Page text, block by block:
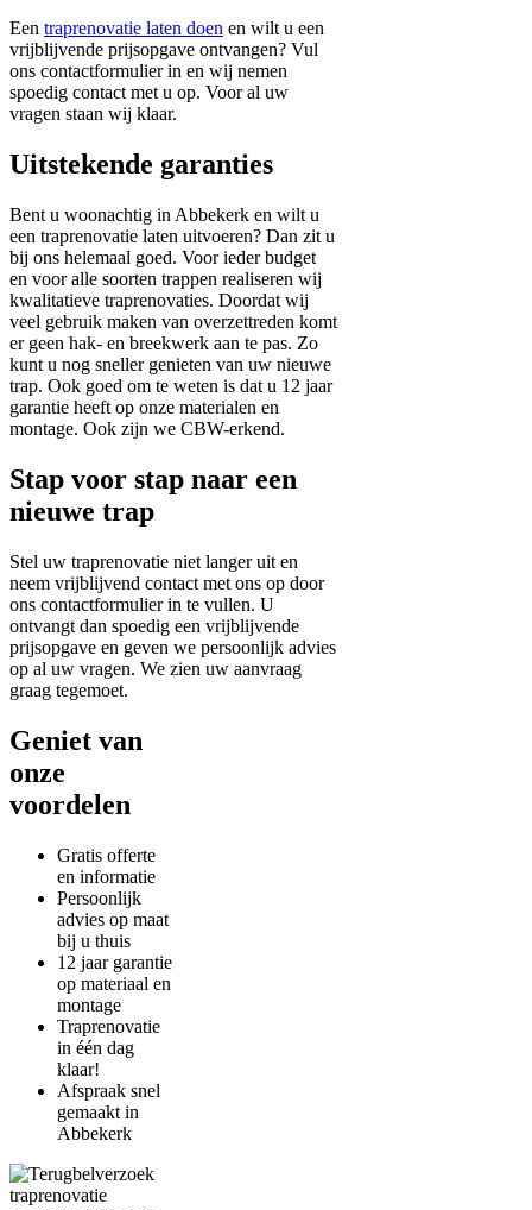
Een traprenovatie laten doen en wilt u een
vrijblijvende prijsopgave ontvangen? Vul
ons contactformulier in en wij nemen
spoedig contact met u op. Voor al uw
vragen staan wij klaar.
Uitstekende garanties
Bent u woonachtig in Abbekerk en wilt u
een traprenovatie laten uitvoeren? Dan zit u
bij ons helemaal goed. Voor ieder budget
en voor alle soorten trappen realiseren wij
kwalitatieve traprenovaties. Doordat wij
veel gebruik maken van overzettreden komt
er geen hak- en breekwerk aan te pas. Zo
kunt u nog sneller genieten van uw nieuwe
trap. Ook goed om te weten is dat u 12 jaar
garantie heeft op onze materialen en
montage. Ook zijn we CBW-erkend.
Stap voor stap naar een
nieuwe trap
Stel uw traprenovatie niet langer uit en
neem vrijblijvend contact met ons op door
ons contactformulier in te vullen. U
ontvangt dan spoedig een vrijblijvende
prijsopgave en geven we persoonlijk advies
op al uw vragen. We zien uw aanvraag
graag tegemoet.
Geniet van
onze
voordelen
Gratis offerte
en informatie
Persoonlijk
advies op maat
bij u thuis
12 jaar garantie
op materiaal en
montage
Traprenovatie
in één dag
klaar!
Afspraak snel
gemaakt in
Abbekerk